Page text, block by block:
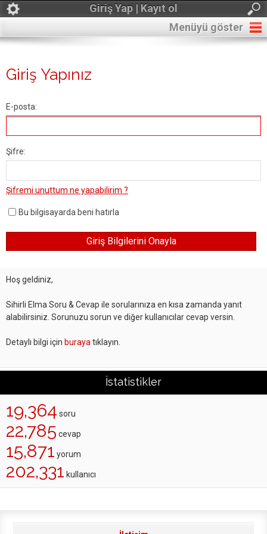
Giriş Yap | Kayıt ol
Menüyü göster
Giriş Yapınız
E-posta:
Şifre:
Şifremi unuttum ne yapabilirim ?
Bu bilgisayarda beni hatırla
Hoş geldiniz,
Sihirli Elma Soru & Cevap ile sorularınıza en kısa zamanda yanıt
alabilirsiniz. Sorunuzu sorun ve diğer kullanıcılar cevap versin.
Detaylı bilgi için buraya tıklayın.
İstatistikler
19,364 soru
22,785 cevap
15,871 yorum
202,331 kullanıcı